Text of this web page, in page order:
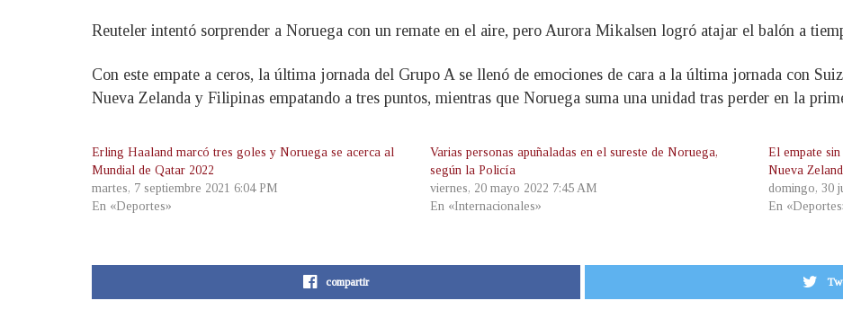
Reuteler intentó sorprender a Noruega con un remate en el aire, pero Aurora Mikalsen logró atajar el balón a
Con este empate a ceros, la última jornada del Grupo A se llenó de emociones de cara a la última jornada con
Nueva Zelanda y Filipinas empatando a tres puntos, mientras que Noruega suma una unidad tras perder en la
Erling Haaland marcó tres goles y Noruega se acerca al
Mundial de Qatar 2022
martes, 7 septiembre 2021 6:04 PM
En «Deportes»
Varias personas apuñaladas en el sureste de Noruega,
según la Policía
viernes, 20 mayo 2022 7:45 AM
En «Internacionales»
El empate
Nueva
domingo, 30
En
compartir